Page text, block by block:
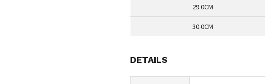
DETAILS
29.0CM
30.0CM